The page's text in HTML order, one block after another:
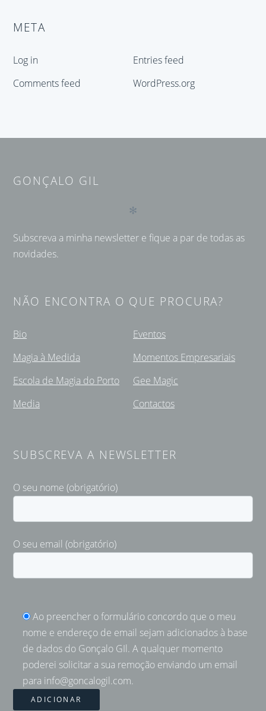
META
Log in
Entries feed
Comments feed
WordPress.org
GONÇALO GIL
✻
Subscreva a minha newsletter e fique a par de todas as
novidades.
NÃO ENCONTRA O QUE PROCURA?
Bio
Eventos
Magia à Medida
Momentos Empresariais
Escola de Magia do Porto
Gee Magic
Media
Contactos
SUBSCREVA A NEWSLETTER
O seu nome (obrigatório)
O seu email (obrigatório)
Ao preencher o formulário concordo que o meu
nome e endereço de email sejam adicionados à base
de dados do Gonçalo GIl. A qualquer momento
poderei solicitar a sua remoção enviando um email
para info@goncalogil.com.